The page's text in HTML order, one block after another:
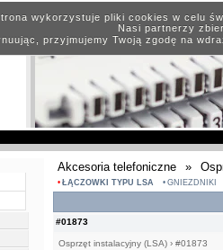
wykorzystuje pliki cookies w celu
Nasi partnerzy
przyjmujemy Twoją zgodę na
Akcesoria telefoniczne »
ŁĄCZÓWKI TYPU LSA GNIEZDNIKI
#01873
Osprzęt instalacyjny (LSA) › #01873